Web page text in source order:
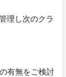
理し次のクラ
有無をご検討